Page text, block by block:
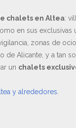
chalets en Altea:
en sus
zonas de
de Alicante, y a tan
un chalets
y alrededores